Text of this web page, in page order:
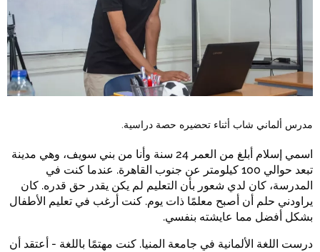
مدرس ألماني شاب أثناء تحضيره حصة دراسية.
اسمي إسلام أبلغ من العمر 24 سنة وأنا من بني سويف، وهي مدينة
تبعد حوالي 100 كيلومتر عن جنوب القاهرة. عندما كنت في
المدرسة، كان لدي شعور بأن التعليم لم يكن يقدر حق قدره. كان
يراودني حلم أن أصبح معلمًا ذات يوم. كنت أرغب في تعليم الأطفال
بشكل أفضل مما عايشته بنفسي.
درست اللغة الألمانية في جامعة المنيا. كنت مهتمًا باللغة - أعتقد أن